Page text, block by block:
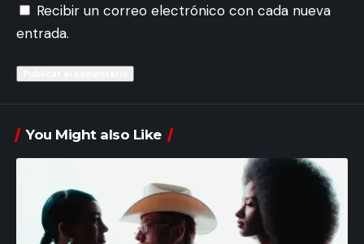
Recibir un correo electrónico con cada nueva
entrada.
You Might also Like